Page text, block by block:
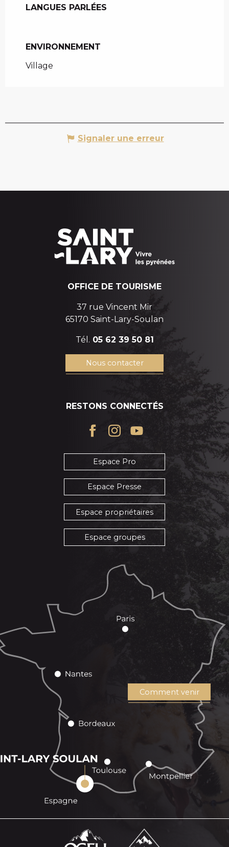
LANGUES PARLÉES
LANGUES PARLÉES
ENVIRONNEMENT
ENVIRONNEMENT
Village
Signaler une erreur
OFFICE DE TOURISME
37 rue Vincent Mir
65170 Saint-Lary-Soulan
Tél. 05 62 39 50 81
Nous contacter
RESTONS CONNECTÉS
Espace Pro
Espace Presse
Espace propriétaires
Espace groupes
Comment venir